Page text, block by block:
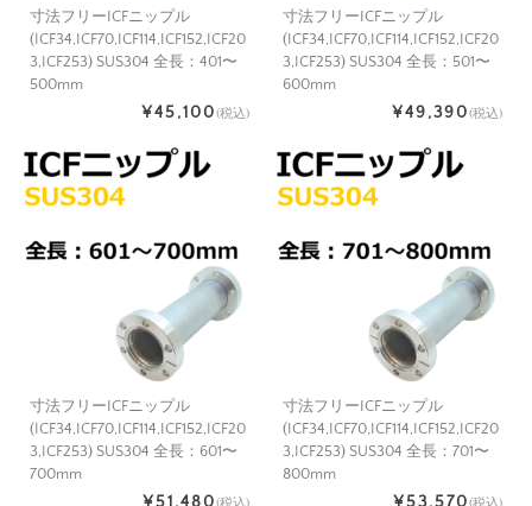
寸法フリーICFニップル
(ICF34,ICF70,ICF114,ICF152,ICF20
3,ICF253) SUS304 全長：401〜
500mm
¥45,100(税込)
寸法フリーICFニップル
(ICF34,ICF70,ICF114,ICF152,ICF20
3,ICF253) SUS304 全長：501〜
600mm
¥49,390(税込)
寸法フリーICFニップル
(ICF34,ICF70,ICF114,ICF152,ICF20
3,ICF253) SUS304 全長：601〜
700mm
寸法フリーICFニップル
(ICF34,ICF70,ICF114,ICF152,ICF20
3,ICF253) SUS304 全長：701〜
800mm